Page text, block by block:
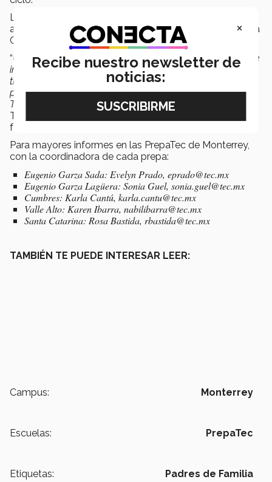
La última que se impartió fue “Salud mental en la
adolescencia. Promoviendo la resiliencia”, por la doctora
Cristina Ramos Dávila.
“Un punto importante es que seleccionamos a un perfil de
instructor. Una persona que tiene experiencia ya sea que
trabaje en el Tec como tutora, director de tutoría, un
psicólogo con experiencia que ha estado vinculado al
Tec
”, señaló el director de PrepaTec Monterrey.
Todas las conferencias y módulos se han realizado de
forma virtual.
Para mayores informes en las PrepaTec de Monterrey,
con la coordinadora de cada prepa:
Eugenio Garza Sada: Evelyn Prado, eprado@tec.mx
Eugenio Garza Lagüera: Sonia Guel, sonia.guel@tec.mx
Cumbres: Karla Cantú, karla.cantu@tec.mx
Valle Alto: Karen Ibarra, nabilibarra@tec.mx
Santa Catarina: Rosa Bastida, rbastida@tec.mx
TAMBIÉN TE PUEDE INTERESAR LEER:
Campus: Monterrey
Escuelas: PrepaTec
Etiquetas: Padres de Familia
×
Recibe nuestro newsletter de
noticias: